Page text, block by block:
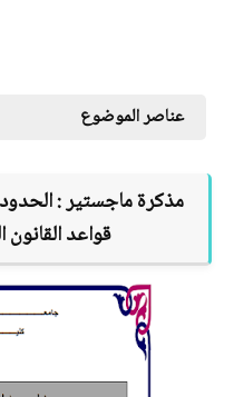
عناصر الموضوع
مذكرة ماجستير :
قواعد